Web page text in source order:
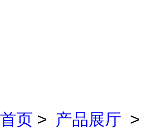
首页 > 产品展厅 >